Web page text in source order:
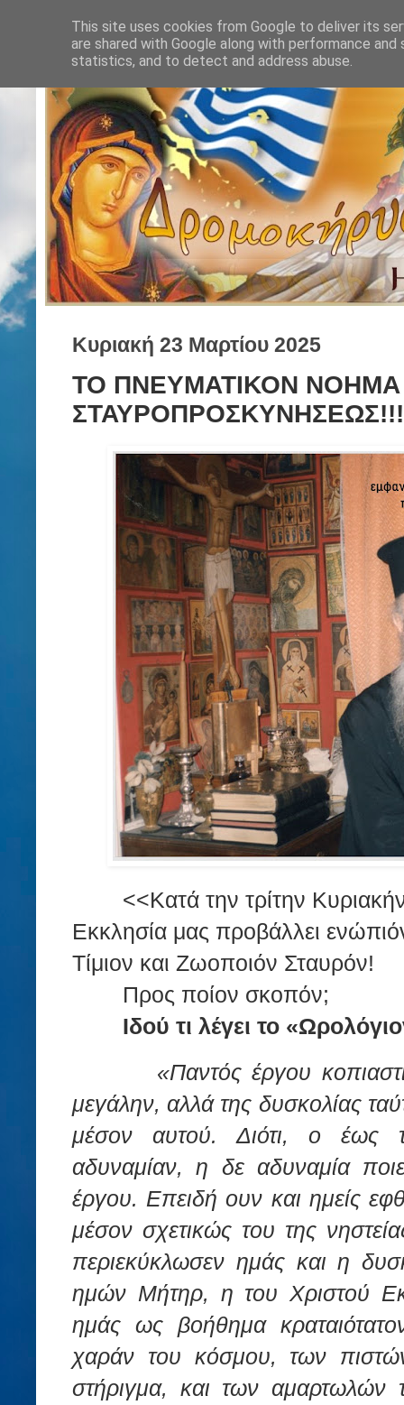
Κυριακή 23 Μαρτίου 2025
ΤΟ ΠΝΕΥΜΑΤΙΚΟΝ ΝΟΗΜΑ
ΣΤΑΥΡΟΠΡΟΣΚΥΝΗΣΕΩΣ!!!
<<Κατά την τρίτην
Εκκλησία μας προβάλλει
Τίμιον και Ζωοποιόν Σταυρόν!
Προς ποίον σκοπόν;
Ιδού τι λέγει το
«Παντός έργου
μεγάλην, αλλά της δυσκολίας
μέσον αυτού. Διότι, ο έως
αδυναμίαν, η δε αδυναμία
έργου. Επειδή ουν και ημείς
μέσον σχετικώς του της
περιεκύκλωσεν ημάς και η
ημών Μήτηρ, η του Χριστού
ημάς ως βοήθημα
χαράν του κόσμου, των
στήριγμα, και των αμαρτωλών
This site uses cookies from Google to deliver its
are shared with Google along with performance
statistics, and to detect and address abuse.